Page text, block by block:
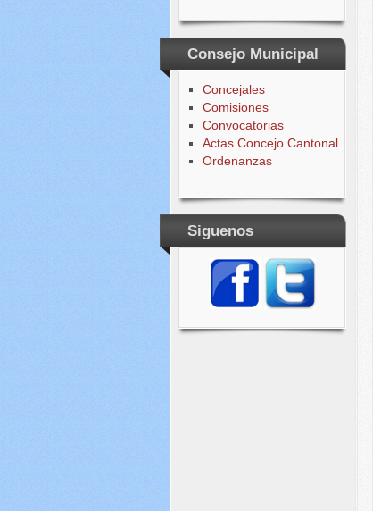
Consejo Municipal
Concejales
Comisiones
Convocatorias
Actas Concejo Cantonal
Ordenanzas
Siguenos